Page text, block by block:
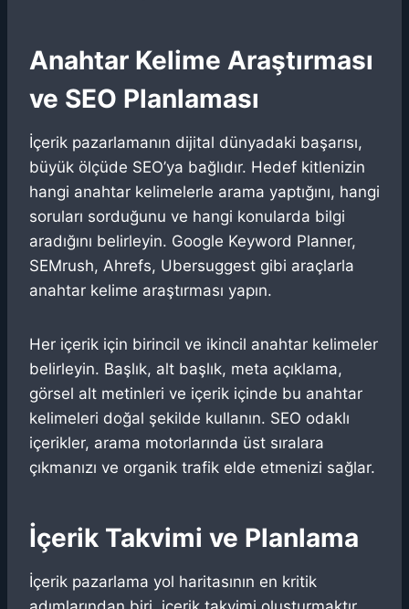
Anahtar Kelime Araştırması
ve SEO Planlaması
İçerik pazarlamanın dijital dünyadaki başarısı,
büyük ölçüde SEO’ya bağlıdır. Hedef kitlenizin
hangi anahtar kelimelerle arama yaptığını, hangi
soruları sorduğunu ve hangi konularda bilgi
aradığını belirleyin. Google Keyword Planner,
SEMrush, Ahrefs, Ubersuggest gibi araçlarla
anahtar kelime araştırması yapın.
Her içerik için birincil ve ikincil anahtar kelimeler
belirleyin. Başlık, alt başlık, meta açıklama,
görsel alt metinleri ve içerik içinde bu anahtar
kelimeleri doğal şekilde kullanın. SEO odaklı
içerikler, arama motorlarında üst sıralara
çıkmanızı ve organik trafik elde etmenizi sağlar.
İçerik Takvimi ve Planlama
İçerik pazarlama yol haritasının en kritik